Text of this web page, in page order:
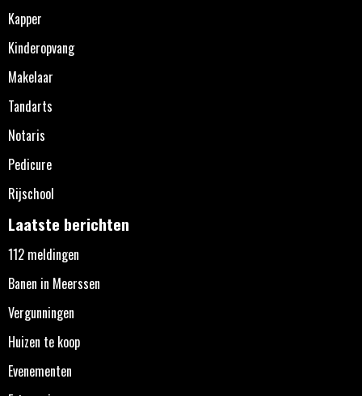
Kapper
Kinderopvang
Makelaar
Tandarts
Notaris
Pedicure
Rijschool
Laatste berichten
112 meldingen
Banen in Meerssen
Vergunningen
Huizen te koop
Evenementen